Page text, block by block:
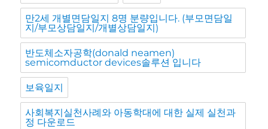
만2세 개별면담일지 8명 분량입니다. (부모면담일
지/부모상담일지/개별상담일지)
반도체소자공학(donald neamen)
semicomductor devices솔루션 입니다
보육일지
사회복지실천사례와 아동학대에 대한 실제 실천과
정 다운로드